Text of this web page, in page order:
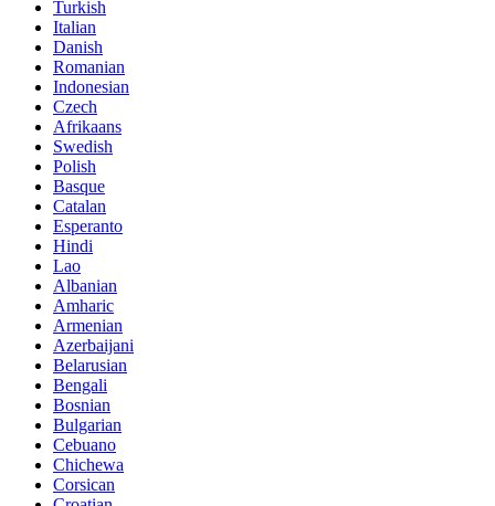
Turkish
Italian
Danish
Romanian
Indonesian
Czech
Afrikaans
Swedish
Polish
Basque
Catalan
Esperanto
Hindi
Lao
Albanian
Amharic
Armenian
Azerbaijani
Belarusian
Bengali
Bosnian
Bulgarian
Cebuano
Chichewa
Corsican